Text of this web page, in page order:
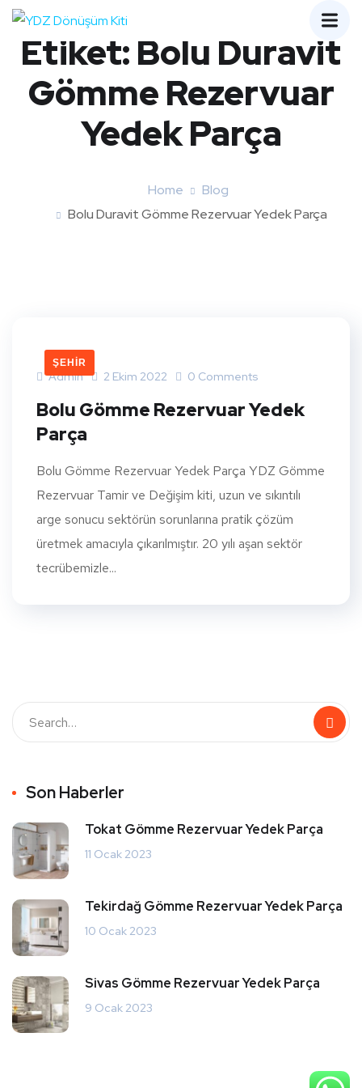
Etiket:Bolu Duravit
Gömme Rezervuar
Yedek Parça
Home
Blog
Bolu Duravit Gömme Rezervuar Yedek Parça
ŞEHIR
Admin 2 Ekim 2022 0 Comments
Bolu Gömme Rezervuar Yedek
Parça
Bolu Gömme Rezervuar Yedek Parça YDZ Gömme
Rezervuar Tamir ve Değişim kiti, uzun ve sıkıntılı
arge sonucu sektörün sorunlarına pratik çözüm
üretmek amacıyla çıkarılmıştır. 20 yılı aşan sektör
tecrübemizle...
Son Haberler
Tokat Gömme Rezervuar Yedek Parça
11 Ocak 2023
Tekirdağ Gömme Rezervuar Yedek Parça
10 Ocak 2023
Sivas Gömme Rezervuar Yedek Parça
9 Ocak 2023